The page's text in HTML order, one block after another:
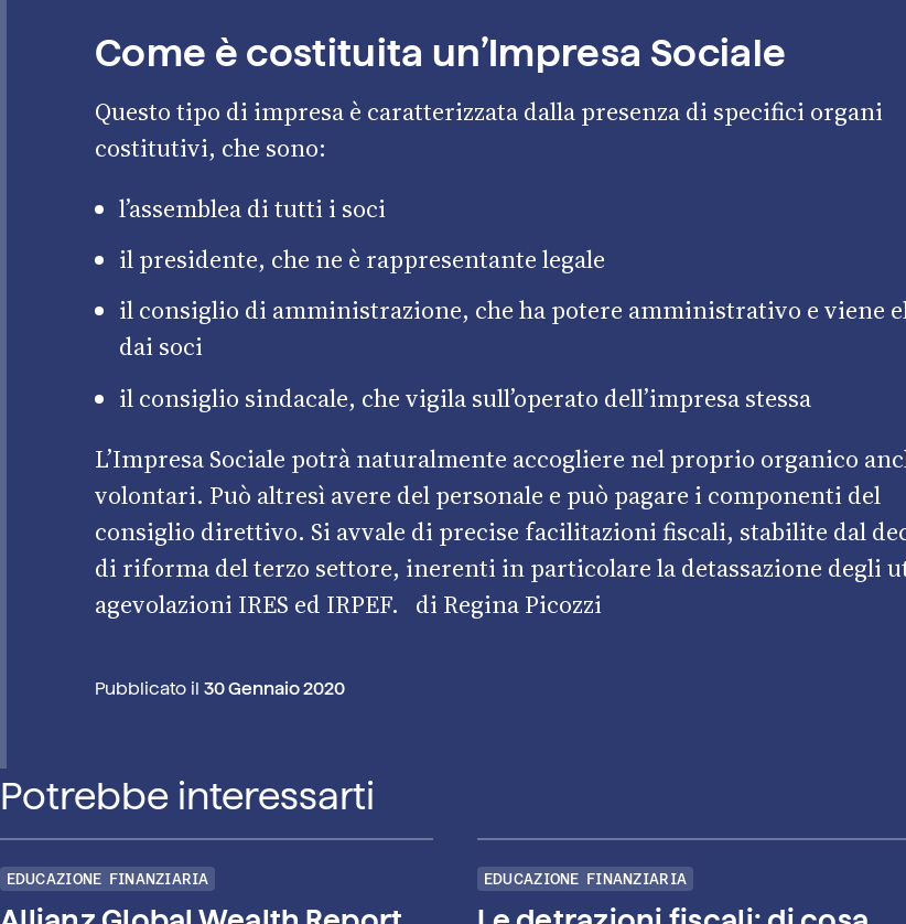
Come è costituita un’Impresa Sociale
Questo tipo di impresa è caratterizzata dalla presenza di specifici organi
costitutivi, che sono:
l’assemblea di tutti i soci
il presidente, che ne è rappresentante legale
il consiglio di amministrazione, che ha potere amministrativo e viene
dai soci
il consiglio sindacale, che vigila sull’operato dell’impresa stessa
L’Impresa Sociale potrà naturalmente accogliere nel proprio organico
volontari. Può altresì avere del personale e può pagare i componenti del
consiglio direttivo. Si avvale di precise facilitazioni fiscali, stabilite dal
di riforma del terzo settore, inerenti in particolare la detassazione degli
agevolazioni IRES ed IRPEF. di Regina Picozzi
Pubblicato il 30 Gennaio 2020
Potrebbe interessarti
EDUCAZIONE FINANZIARIA EDUCAZIONE FINANZIARIA